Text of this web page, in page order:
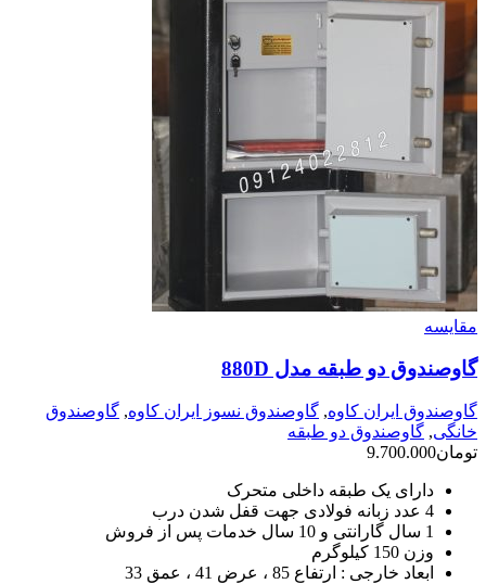
مقايسه
گاوصندوق دو طبقه مدل 880D
گاوصندوق ایران کاوه, گاوصندوق نسوز ایران کاوه, گاوصندوق
خانگی, گاوصندوق دو طبقه
تومان9.700.000
دارای یک طبقه داخلی متحرک
4 عدد زبانه فولادی جهت قفل شدن درب
1 سال گارانتی و 10 سال خدمات پس از فروش
وزن 150 کیلوگرم
ابعاد خارجی : ارتفاع 85 ، عرض 41 ، عمق 33